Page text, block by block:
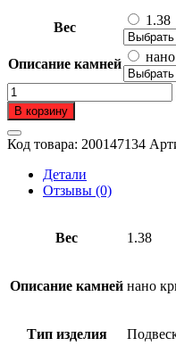
Вес 1.38
Описание камней
Количество
товара
Подвеска
из
серебра
пробы
В корзину
Код товара: 200147134
Детали
Отзывы (0)
Вес 1.38
Описание камней нано
Тип изделия